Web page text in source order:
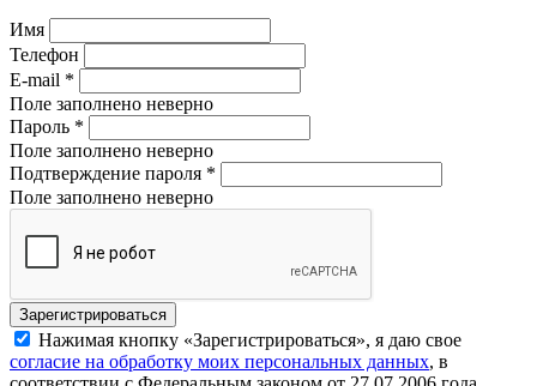
Имя
Телефон
E-mail *
Поле заполнено неверно
Пароль *
Поле заполнено неверно
Подтверждение пароля *
Поле заполнено неверно
Нажимая кнопку «Зарегистрироваться», я даю свое
согласие на обработку моих персональных данных, в